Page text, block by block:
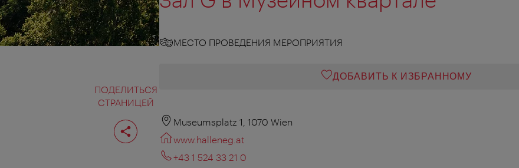
ПОДЕЛИТЬСЯ
СТРАНИЦЕЙ
Поделиться
страницей
МЕСТО ПРОВЕДЕНИЯ МЕРОПРИЯТИЯ
ДОБАВИТЬ К ИЗБРАННОМУ
Museumsplatz 1, 1070 Wien
www.halleneg.at
+43 1 524 33 21 0